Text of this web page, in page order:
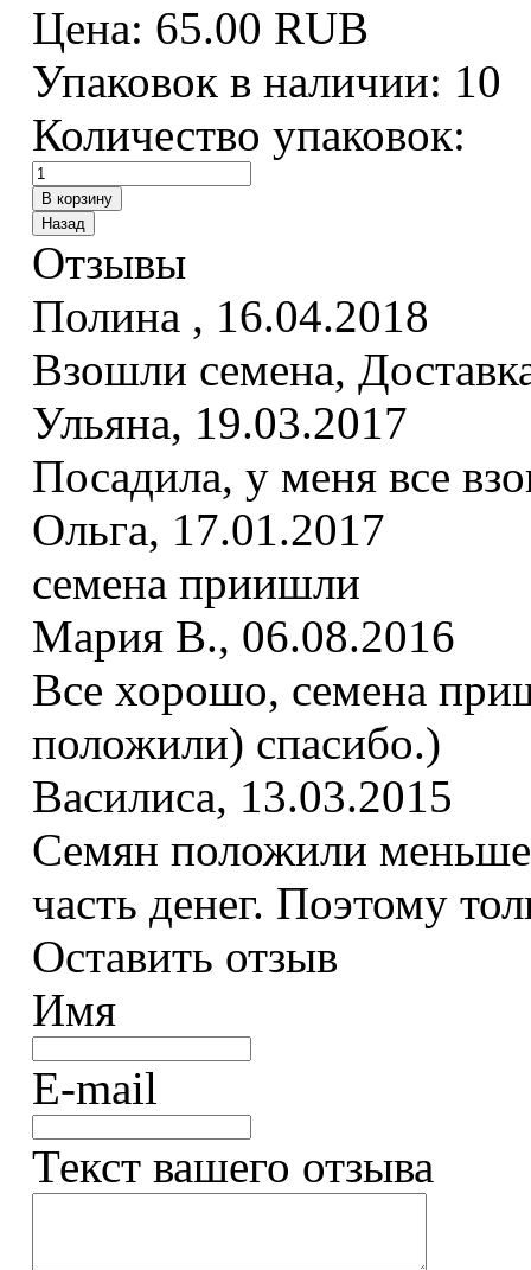
Цена: 65.00 RUB
Упаковок в наличии: 10
Количество упаковок:
Отзывы
Полина , 16.04.2018
Взошли семена,
Ульяна, 19.03.2017
Посадила, у меня все
Ольга, 17.01.2017
семена приишли
Мария В., 06.08.2016
Все хорошо, семена
положили) спасибо.)
Василиса, 13.03.2015
Семян положили
часть денег. Поэтому
Оставить отзыв
Имя
E-mail
Текст вашего отзыва